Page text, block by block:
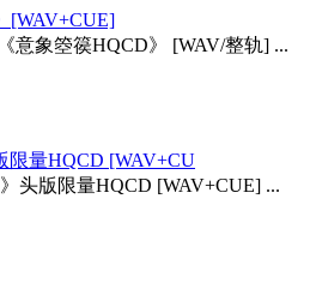
[WAV+CUE]
意象箜篌HQCD》 [WAV/整轨] ...
限量HQCD [WAV+CU
头版限量HQCD [WAV+CUE] ...